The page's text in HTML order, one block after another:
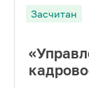
Засчитан